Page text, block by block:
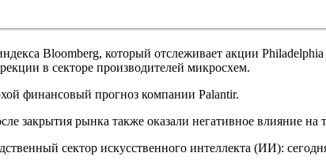
Bloomberg, который отслеживает акции
в секторе производителей микросхем.
финансовый прогноз компании Palantir.
закрытия рынка также оказали негативное влияние
сектор искусственного интеллекта (ИИ):